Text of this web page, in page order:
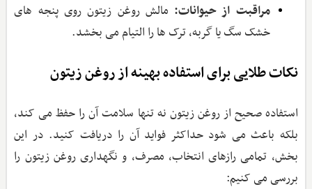
مراقبت از حیوانات: مالش روغن زیتون روی پنجه ‌های
خشک سگ یا گربه، ترک‌ ها را التیام می ‌بخشد.
نکات طلایی برای استفاده بهینه از روغن زیتون
استفاده صحیح از روغن زیتون نه تنها سلامت آن را حفظ می‌ کند،
بلکه باعث می ‌شود حداکثر فواید آن را دریافت کنید. در این
بخش، تمامی رازهای انتخاب، مصرف، و نگهداری روغن زیتون را
بررسی می‌ کنیم: